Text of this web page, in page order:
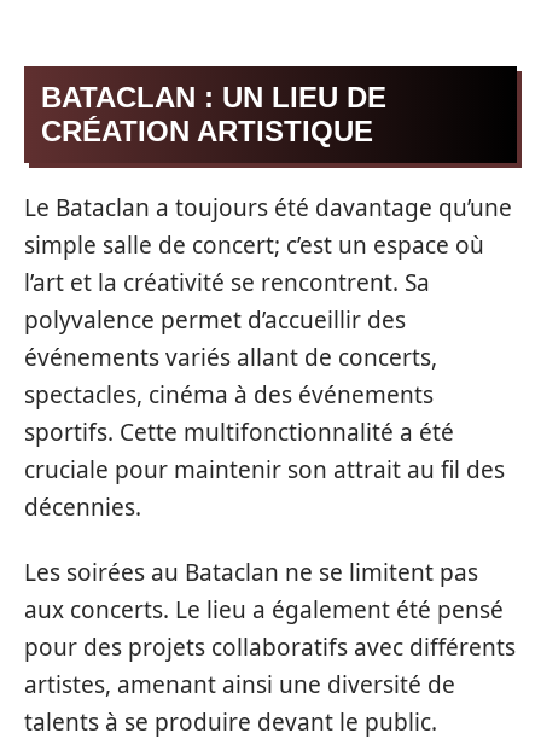
BATACLAN : UN LIEU DE
CRÉATION ARTISTIQUE
Le Bataclan a toujours été davantage qu’une
simple salle de concert; c’est un espace où
l’art et la créativité se rencontrent. Sa
polyvalence permet d’accueillir des
événements variés allant de concerts,
spectacles, cinéma à des événements
sportifs. Cette multifonctionnalité a été
cruciale pour maintenir son attrait au fil des
décennies.
Les soirées au Bataclan ne se limitent pas
aux concerts. Le lieu a également été pensé
pour des projets collaboratifs avec différents
artistes, amenant ainsi une diversité de
talents à se produire devant le public.